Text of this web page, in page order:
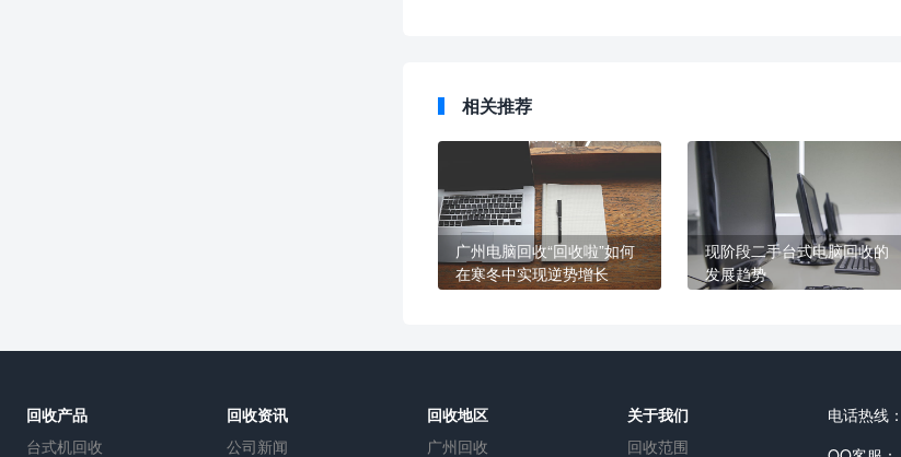
相关推荐
广州电脑回收“回收啦”如何
在寒冬中实现逆势增长
现阶段二手台式电脑回收的
发展趋势
回收产品
台式机回收
回收资讯
公司新闻
回收地区
广州回收
关于我们
回收范围
电话热线：